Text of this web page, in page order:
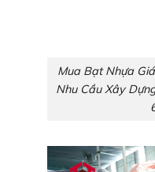
Mua Bạt Nhựa
Nhu Cầu Xây